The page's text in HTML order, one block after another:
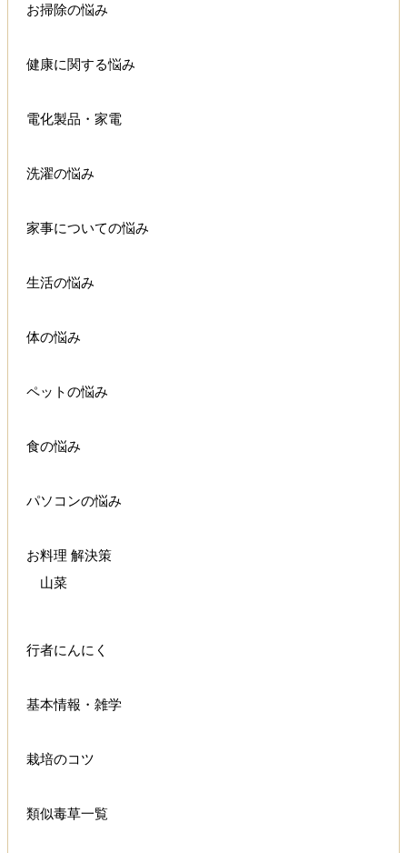
お掃除の悩み
健康に関する悩み
電化製品・家電
洗濯の悩み
家事についての悩み
生活の悩み
体の悩み
ペットの悩み
食の悩み
パソコンの悩み
お料理 解決策
山菜
行者にんにく
基本情報・雑学
栽培のコツ
類似毒草一覧